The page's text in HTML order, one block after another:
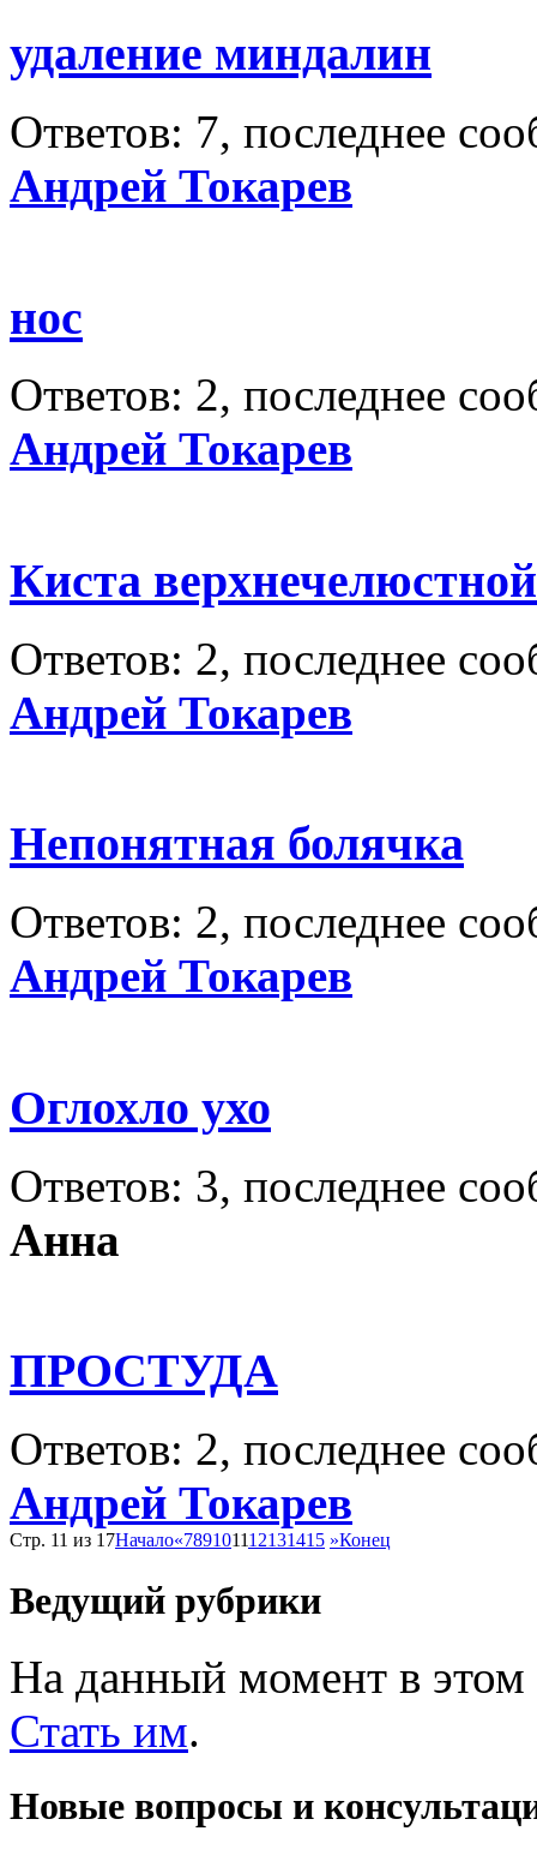
удаление миндалин
Ответов: 7, последнее
Андрей Токарев
нос
Ответов: 2, последнее
Андрей Токарев
Киста
Ответов: 2, последнее
Андрей Токарев
Непонятная болячка
Ответов: 2, последнее
Андрей Токарев
Оглохло ухо
Ответов: 3, последнее
Анна
ПРОСТУДА
Ответов: 2, последнее
Андрей Токарев
Стр. 11 из 17Начало«789101112131415 »Конец
Ведущий рубрики
На данный момент в этом
Стать им.
Новые вопросы и